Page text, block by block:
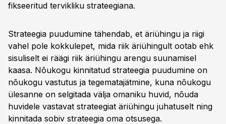
fikseeritud tervikliku strateegiana.
Strateegia puudumine tähendab, et äriühingu ja riigi
vahel pole kokkulepet, mida riik äriühingult ootab ehk
sisuliselt ei räägi riik äriühingu arengu suunamisel
kaasa. Nõukogu kinnitatud strateegia puudumine on
nõukogu vastutus ja tegematajätmine, kuna nõukogu
ülesanne on selgitada välja omaniku huvid, nõuda
huvidele vastavat strateegiat äriühingu juhatuselt ning
kinnitada sobiv strateegia oma otsusega.